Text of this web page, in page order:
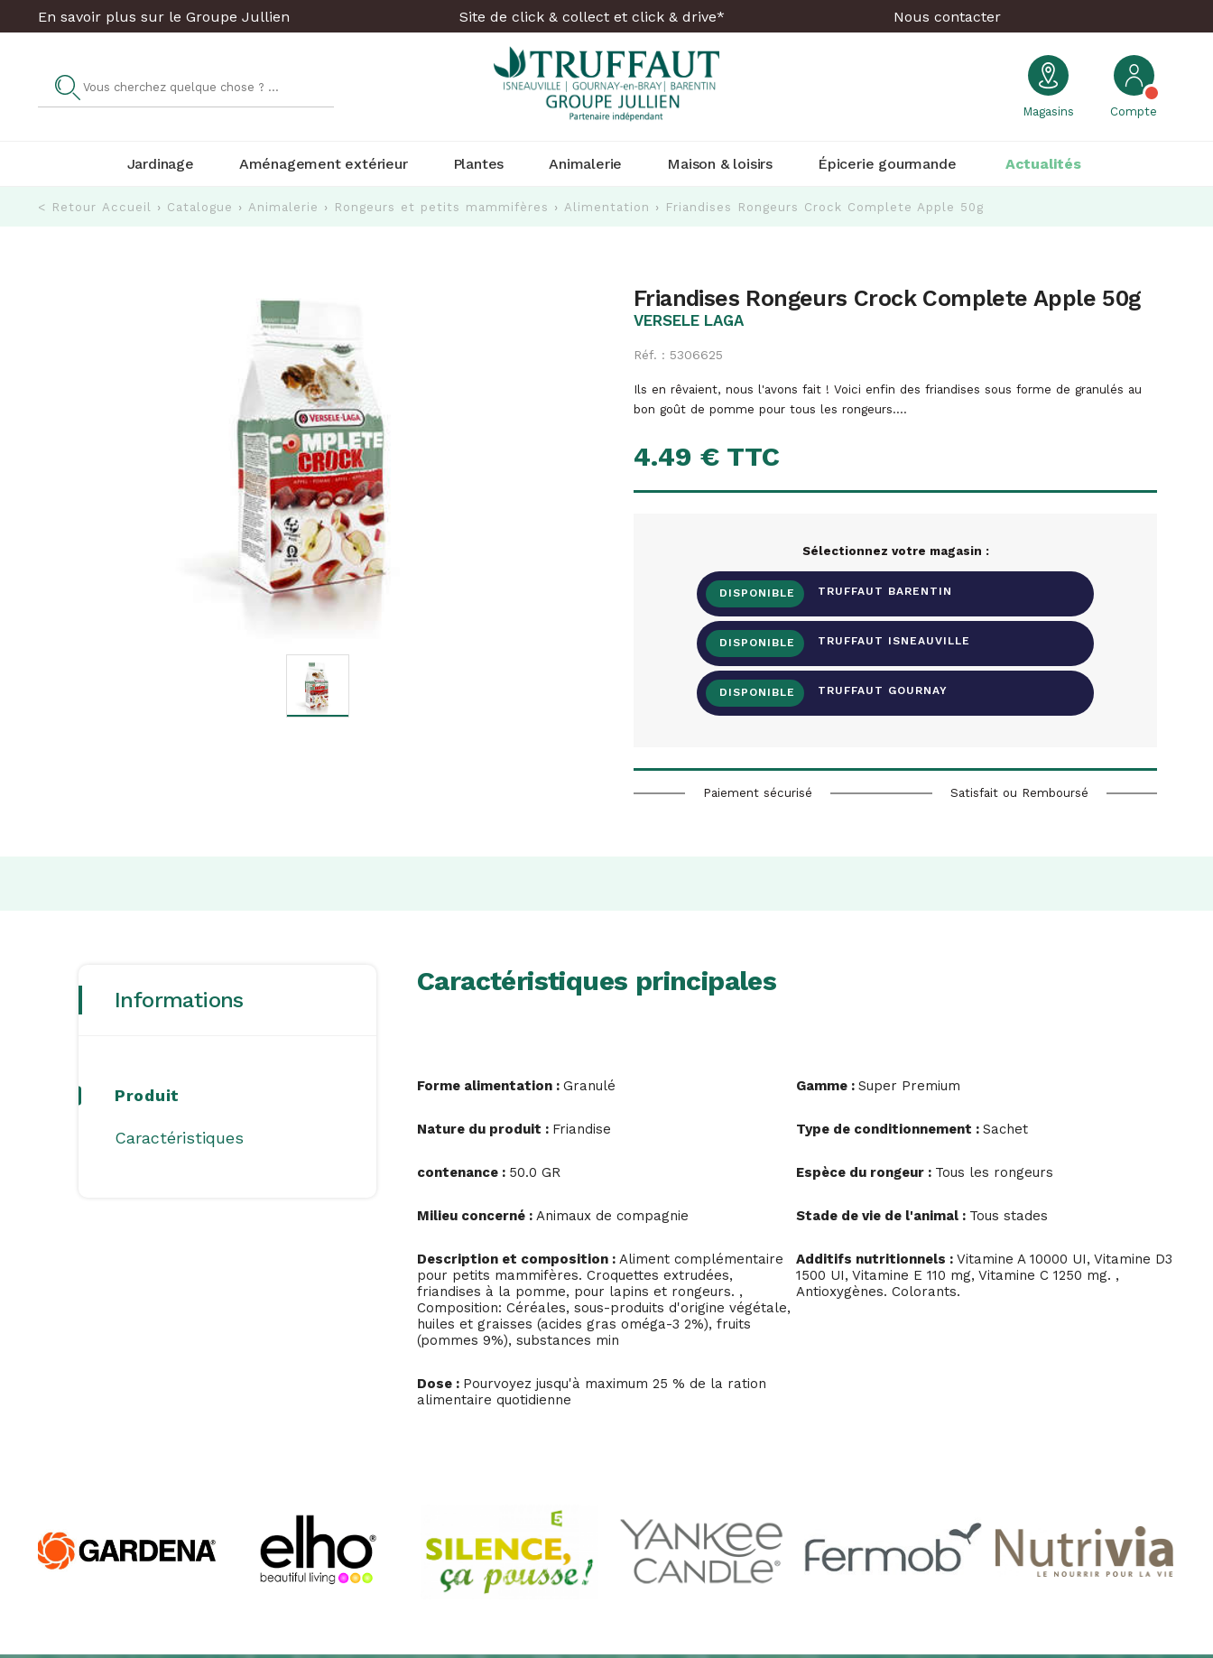
En savoir plus sur le Groupe Jullien Site de click & collect et click & drive* Nous contacter
Magasins Compte
Animalerie Maison & loisirs Épicerie gourmande
Jardinage Aménagement extérieur Plantes Actualités
< Retour Accueil › Catalogue › Animalerie › Rongeurs et petits mammifères › Alimentation › Friandises Rongeurs Crock Complete Apple 50g
Friandises Rongeurs Crock Complete Apple 50g
VERSELE LAGA
Réf. : 5306625
Ils en rêvaient, nous l'avons fait ! Voici enfin des friandises sous forme de granulés au
bon goût de pomme pour tous les rongeurs....
4.49 € TTC
Sélectionnez votre magasin :
TRUFFAUT BARENTIN
TRUFFAUT ISNEAUVILLE
TRUFFAUT GOURNAY
Paiement sécurisé Satisfait ou Remboursé
Informations
Produit
Caractéristiques
Caractéristiques principales
Forme alimentation : Granulé Gamme : Super Premium
Nature du produit : Friandise Type de conditionnement : Sachet
contenance : 50.0 GR Espèce du rongeur : Tous les rongeurs
Milieu concerné : Animaux de compagnie Stade de vie de l'animal : Tous stades
Description et composition : Aliment complémentaire
pour petits mammifères. Croquettes extrudées,
friandises à la pomme, pour lapins et rongeurs. ,
Composition: Céréales, sous-produits d'origine végétale,
huiles et graisses (acides gras oméga-3 2%), fruits
(pommes 9%), substances min
Additifs nutritionnels : Vitamine A 10000 UI, Vitamine D3
1500 UI, Vitamine E 110 mg, Vitamine C 1250 mg. ,
Antioxygènes. Colorants.
Dose : Pourvoyez jusqu'à maximum 25 % de la ration
alimentaire quotidienne